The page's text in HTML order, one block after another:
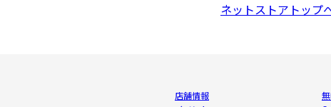
ネットストアトップ
店舗情報